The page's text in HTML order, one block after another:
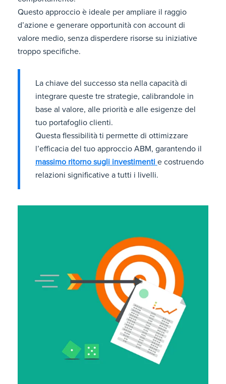
Questo approccio è ideale per ampliare il raggio
d’azione e generare opportunità con account di
valore medio, senza disperdere risorse su iniziative
troppo specifiche.
La chiave del successo sta nella capacità di
integrare queste tre strategie, calibrandole in
base al valore, alle priorità e alle esigenze del
tuo portafoglio clienti.
Questa flessibilità ti permette di ottimizzare
l’efficacia del tuo approccio ABM, garantendo il
massimo ritorno sugli investimenti e costruendo
relazioni significative a tutti i livelli.